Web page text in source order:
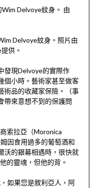
Delvoye紋身。照片由
供。
發現Delvoye的實際作
個小時。藝術家甚至做客
術品的收藏家保險。（事
帶來意想不到的保護問
索拉亞（Moronica
因食用過多的葡萄酒和
沃的銀幕相遇時，很快就
的靈魂，但他的背。
如果您是敘利亞人，阿